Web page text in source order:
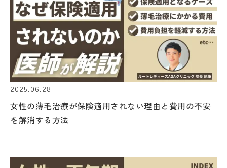
2025.06.28
女性の薄毛治療が保険適用されない理由と費用の不安
を解消する方法